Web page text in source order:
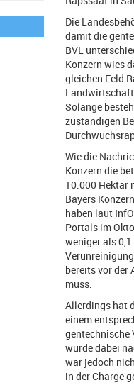
Die
damit die
BVL
Konzern wies
gleichen Feld
Solange
zuständigen
Wie die
Konzern die
10.000 Hektar
Bayers
haben laut
Portals im
weniger als
bereits vor der
muss.
Allerdings hat
einem
gentechnische
wurde dabei
war jedoch
in der Charge